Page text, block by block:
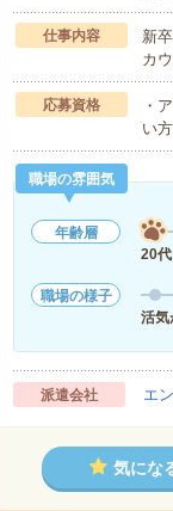
仕事内容
新
カ
応募資格
・
い
職場の雰囲気
年齢層
20代
職場の様子
活気
派遣会社 エ
気にな